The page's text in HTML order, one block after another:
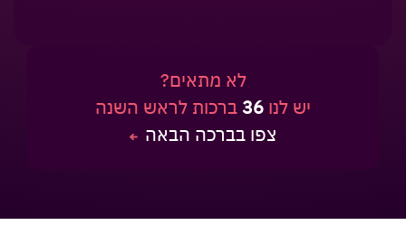
לא מתאים?
יש לנו 36ברכות לראש השנה
צפו בברכה הבאה